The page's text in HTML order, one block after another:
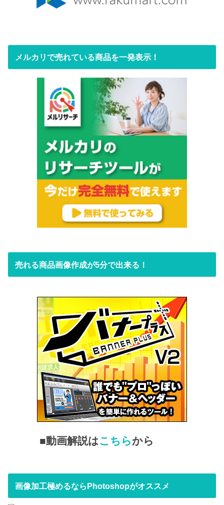
メルカリで売れている商品を一発表示！
売れる商品画像作成が5分で出来る！
■動画解説はこちらから
画像加工極めるならPhotoshopがオススメ